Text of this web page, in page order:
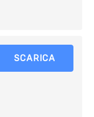
SCARICA